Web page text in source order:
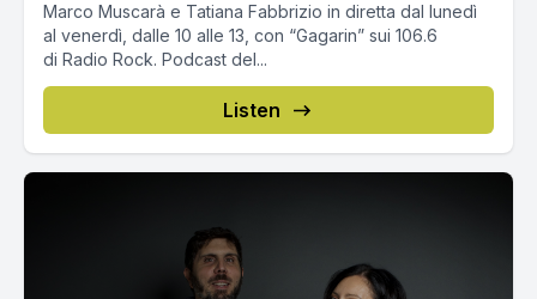
Marco Muscarà e Tatiana Fabbrizio in diretta dal lunedì
al venerdì, dalle 10 alle 13, con “Gagarin” sui 106.6
di Radio Rock. Podcast del...
Listen